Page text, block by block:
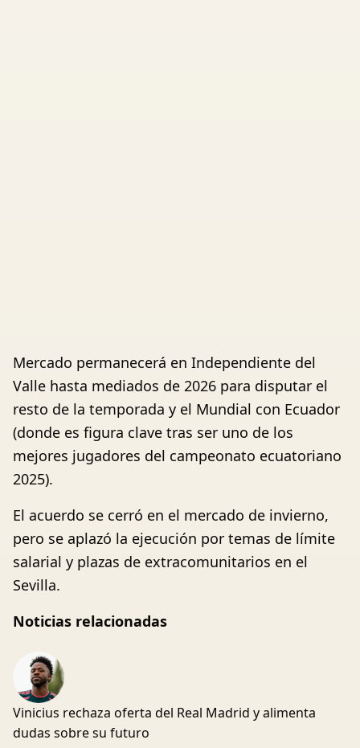
Mercado permanecerá en Independiente del
Valle hasta mediados de 2026 para disputar el
resto de la temporada y el Mundial con Ecuador
(donde es figura clave tras ser uno de los
mejores jugadores del campeonato ecuatoriano
2025).
El acuerdo se cerró en el mercado de invierno,
pero se aplazó la ejecución por temas de límite
salarial y plazas de extracomunitarios en el
Sevilla.
Noticias relacionadas
Vinicius rechaza oferta del Real Madrid y alimenta
dudas sobre su futuro